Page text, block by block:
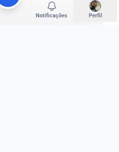
Notificações Perfil